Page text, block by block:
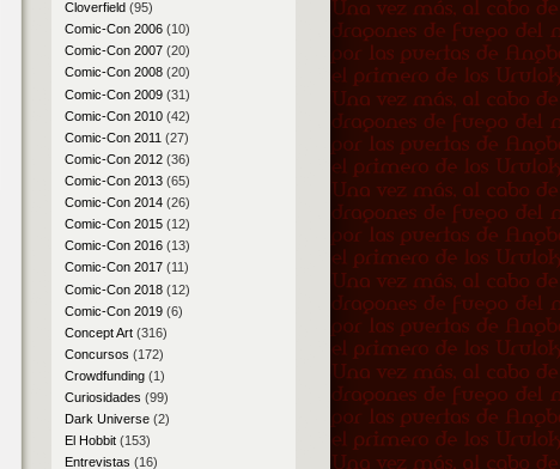
Cloverfield(95)
Comic-Con 2006(10)
Comic-Con 2007(20)
Comic-Con 2008(20)
Comic-Con 2009(31)
Comic-Con 2010(42)
Comic-Con 2011 (27)
Comic-Con 2012(36)
Comic-Con 2013(65)
Comic-Con 2014(26)
Comic-Con 2015(12)
Comic-Con 2016(13)
Comic-Con 2017(11)
Comic-Con 2018(12)
Comic-Con 2019(6)
Concept Art(316)
Concursos (172)
Crowdfunding(1)
Curiosidades (99)
Dark Universe(2)
El Hobbit(153)
Entrevistas (16)